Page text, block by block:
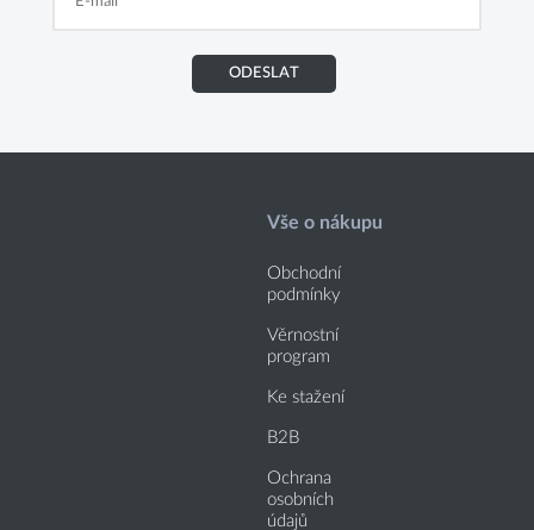
ODESLAT
Vše o nákupu
Obchodní
podmínky
Věrnostní
program
Ke stažení
B2B
Ochrana
osobních
údajů